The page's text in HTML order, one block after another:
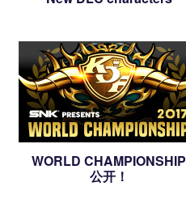
WORLD CHAMPIONSHIP
公开！